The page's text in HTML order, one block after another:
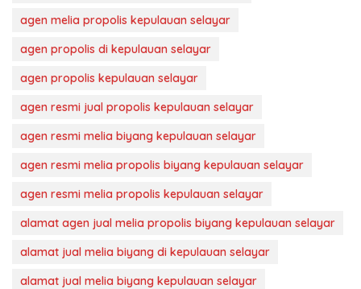
agen melia propolis kepulauan selayar
agen propolis di kepulauan selayar
agen propolis kepulauan selayar
agen resmi jual propolis kepulauan selayar
agen resmi melia biyang kepulauan selayar
agen resmi melia propolis biyang kepulauan selayar
agen resmi melia propolis kepulauan selayar
alamat agen jual melia propolis biyang kepulauan selayar
alamat jual melia biyang di kepulauan selayar
alamat jual melia biyang kepulauan selayar